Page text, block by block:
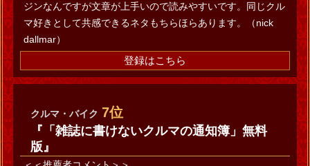
ジンなんですが文章が上手いので読みやすいです。同じクル
マ好きとして共感できるネタもちらほらあります。（nick
dallmar）
登録はこちら
クルマ・バイク 7位
『「雑誌に書けないクルマの通知簿」無料
版』